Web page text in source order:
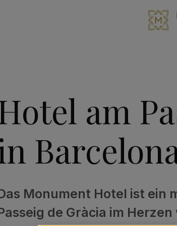
am
Monument Hotel ist ein
de Gràcia im